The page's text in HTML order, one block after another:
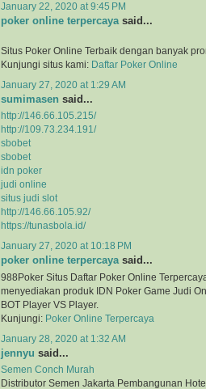
January 22, 2020 at 9:45 PM
poker online terpercaya said...
Situs Poker Online Terbaik dengan banyak
Kunjungi situs kami: Daftar Poker Online
January 27, 2020 at 1:29 AM
sumimasen said...
http://146.66.105.215/
http://109.73.234.191/
sbobet
sbobet
idn poker
judi online
situs judi slot
http://146.66.105.92/
https://tunasbola.id/
January 27, 2020 at 10:18 PM
poker online terpercayasaid...
988Poker Situs Daftar Poker Online
menyediakan produk IDN Poker Game Judi
BOT Player VS Player.
Kunjungi: Poker Online Terpercaya
January 28, 2020 at 1:32 AM
jennyu said...
Semen Conch Murah
Distributor Semen Jakarta Pembangunan